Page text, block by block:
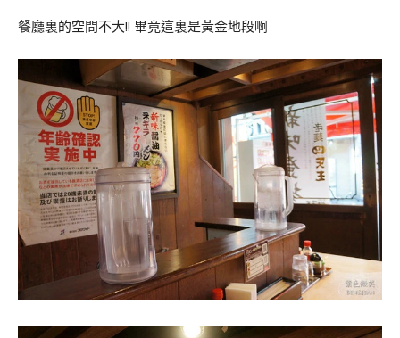
餐廳裏的空間不大!! 畢竟這裏是黃金地段啊